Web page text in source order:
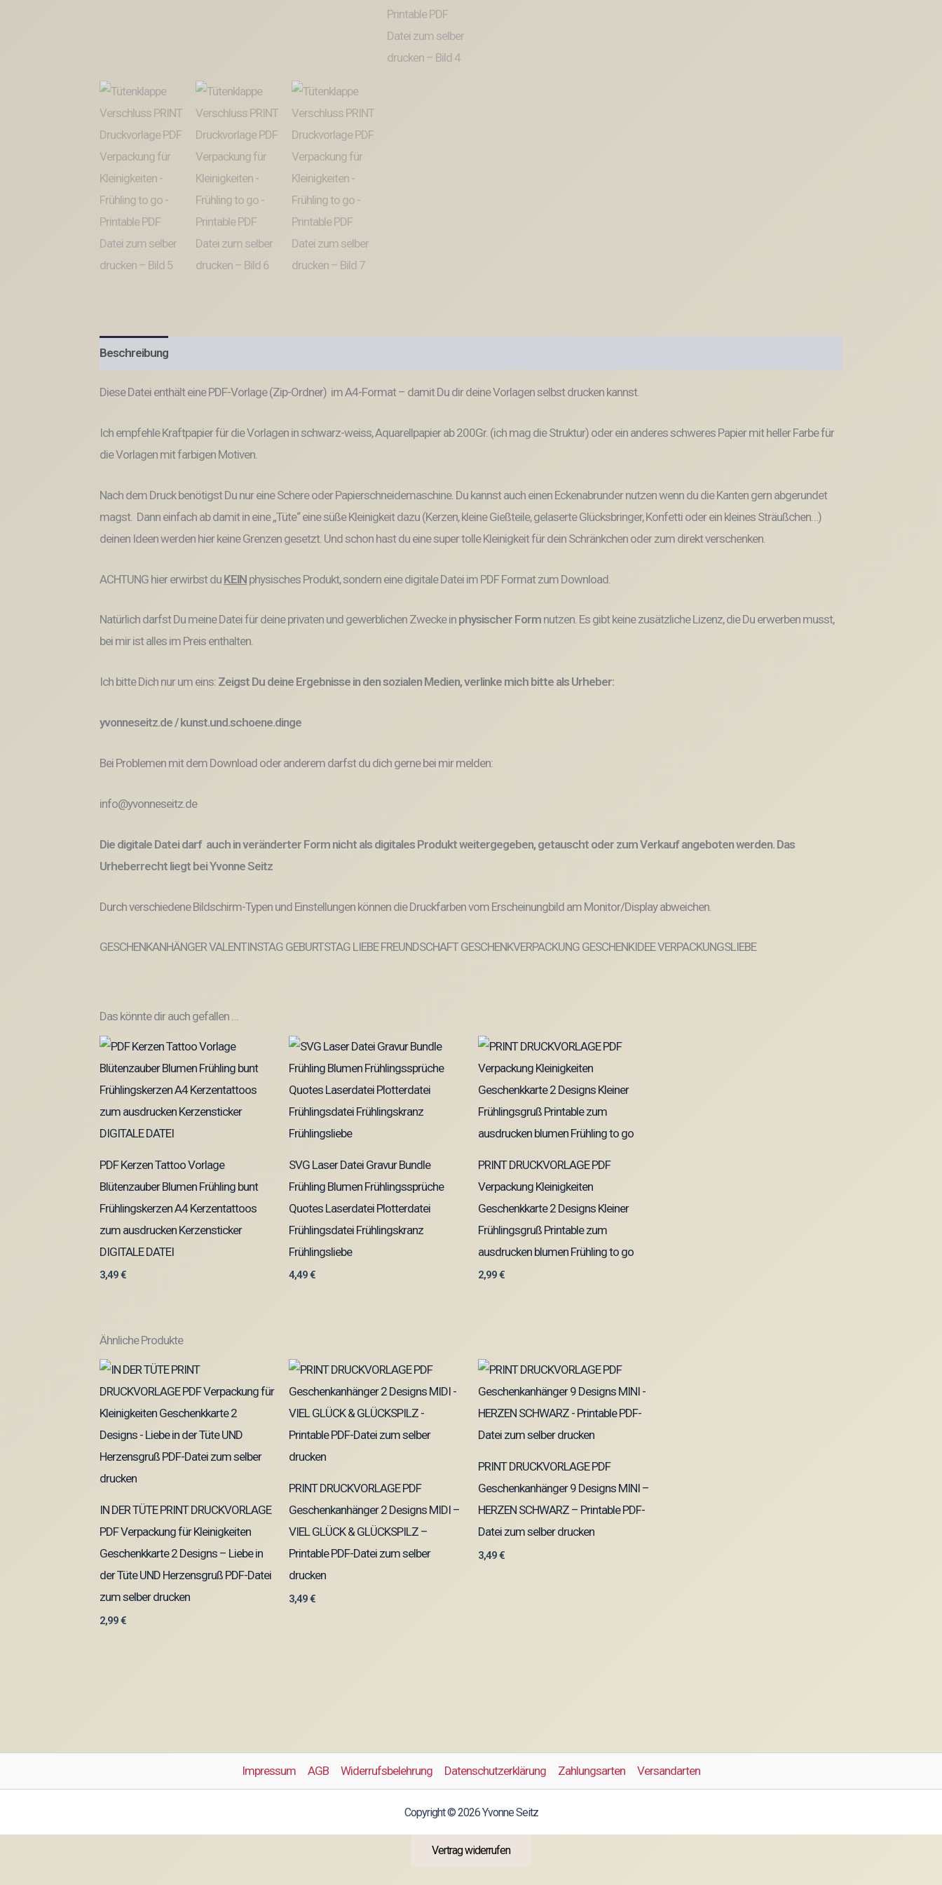
Beschreibung
Diese Datei enthält eine PDF-Vorlage (Zip-Ordner) im A4-Format – damit Du dir deine Vorlagen selbst drucken kannst.
Ich empfehle Kraftpapier für die Vorlagen in schwarz-weiss, Aquarellpapier ab 200Gr. (ich mag die Struktur) oder ein anderes schweres Papier mit heller Farbe für
die Vorlagen mit farbigen Motiven.
Nach dem Druck benötigst Du nur eine Schere oder Papierschneidemaschine. Du kannst auch einen Eckenabrunder nutzen wenn du die Kanten gern abgerundet
magst. Dann einfach ab damit in eine „Tüte“ eine süße Kleinigkeit dazu (Kerzen, kleine Gießteile, gelaserte Glücksbringer, Konfetti oder ein kleines Sträußchen…)
deinen Ideen werden hier keine Grenzen gesetzt. Und schon hast du eine super tolle Kleinigkeit für dein Schränkchen oder zum direkt verschenken.
ACHTUNG hier erwirbst du KEIN physisches Produkt, sondern eine digitale Datei im PDF Format zum Download.
Natürlich darfst Du meine Datei für deine privaten und gewerblichen Zweckein physischer Form nutzen. Es gibt keinezusätzliche Lizenz, die Du erwerben musst,
bei mir ist alles im Preis enthalten.
Ich bitte Dich nur um eins: Zeigst Du deine Ergebnisse in den sozialen Medien, verlinke mich bitte als Urheber:
yvonneseitz.de / kunst.und.schoene.dinge
Bei Problemen mit dem Download oder anderem darfst du dich gerne bei mir melden:
info@yvonneseitz.de
Die digitale Datei darf auch in veränderter Form nicht als digitales Produkt weitergegeben, getauscht oder zum Verkauf angeboten werden. Das
Urheberrecht liegt bei Yvonne Seitz
Durch verschiedene Bildschirm-Typen und Einstellungen können die Druckfarben vom Erscheinungbild am Monitor/Display abweichen.
GESCHENKANHÄNGER VALENTINSTAG GEBURTSTAG LIEBE FREUNDSCHAFT GESCHENKVERPACKUNG GESCHENKIDEE VERPACKUNGSLIEBE
Das könnte dir auch gefallen …
PDF Kerzen Tattoo Vorlage
Blütenzauber Blumen Frühling bunt
Frühlingskerzen A4 Kerzentattoos
zum ausdrucken Kerzensticker
DIGITALE DATEI
3,49€
SVG Laser Datei Gravur Bundle
Frühling Blumen Frühlingssprüche
Quotes Laserdatei Plotterdatei
Frühlingsdatei Frühlingskranz
Frühlingsliebe
4,49€
PRINT DRUCKVORLAGE PDF
Verpackung Kleinigkeiten
Geschenkkarte 2 Designs Kleiner
Frühlingsgruß Printable zum
ausdrucken blumen Frühling to go
2,99€
Ähnliche Produkte
IN DER TÜTE PRINT DRUCKVORLAGE
PDF Verpackung für Kleinigkeiten
Geschenkkarte 2 Designs – Liebe in
der Tüte UND Herzensgruß PDF-Datei
zum selber drucken
2,99€
PRINT DRUCKVORLAGE PDF
Geschenkanhänger 2 Designs MIDI –
VIEL GLÜCK & GLÜCKSPILZ –
Printable PDF-Datei zum selber
drucken
3,49€
PRINT DRUCKVORLAGE PDF
Geschenkanhänger 9 Designs MINI –
HERZEN SCHWARZ – Printable PDF-
Datei zum selber drucken
3,49€
Impressum AGB Widerrufsbelehrung Datenschutzerklärung Zahlungsarten Versandarten
Copyright © 2026 Yvonne Seitz
Vertrag widerrufen